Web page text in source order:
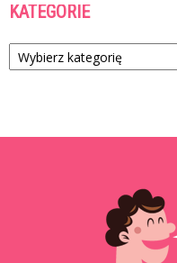
KATEGORIE
Kategorie